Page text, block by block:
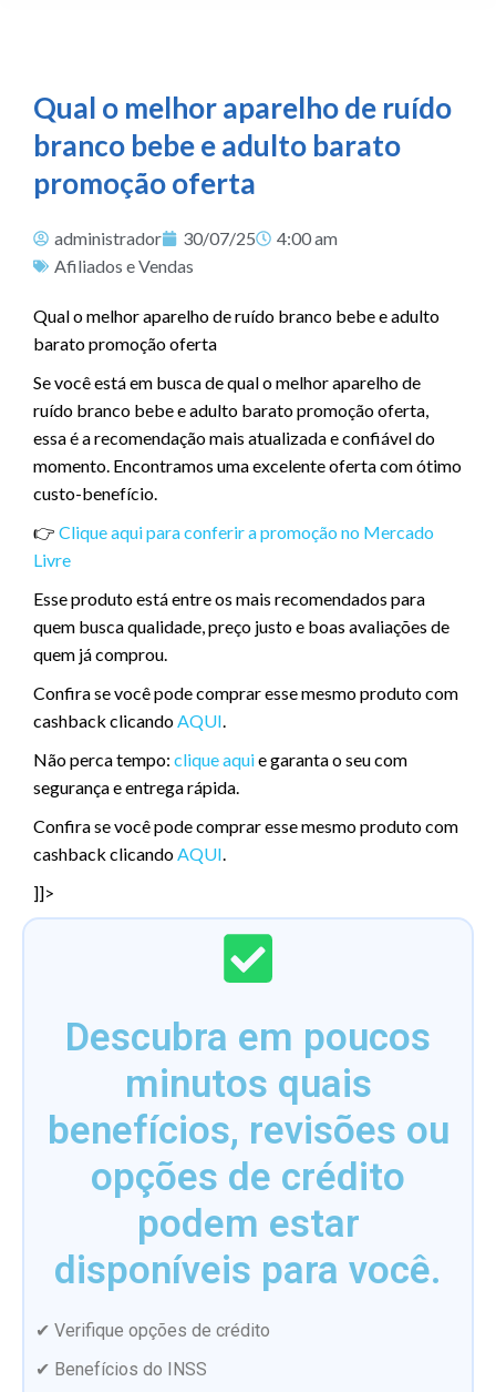
Qual o melhor aparelho de ruído
branco bebe e adulto barato
promoção oferta
administrador 30/07/25
4:00 am
Afiliados e Vendas
Qual o melhor aparelho de ruído branco bebe e adulto
barato promoção oferta
Se você está em busca de qual o melhor aparelho de
ruído branco bebe e adulto barato promoção oferta,
essa é a recomendação mais atualizada e confiável do
momento. Encontramos uma excelente oferta com ótimo
custo-benefício.
👉 Clique aqui para conferir a promoção no Mercado
Livre
Esse produto está entre os mais recomendados para
quem busca qualidade, preço justo e boas avaliações de
quem já comprou.
Confira se você pode comprar esse mesmo produto com
cashback clicandoAQUI.
Não perca tempo: clique aquie garanta o seu com
segurança e entrega rápida.
Confira se você pode comprar esse mesmo produto com
cashback clicandoAQUI.
]]>
Descubra em poucos
minutos quais
benefícios, revisões ou
opções de crédito
podem estar
disponíveis para você.
✔ Verifique opções de crédito
✔ Benefícios do INSS